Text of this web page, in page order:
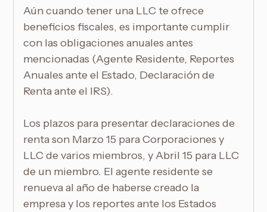
Aún cuando tener una LLC te ofrece
beneficios fiscales, es importante cumplir
con las obligaciones anuales antes
mencionadas (Agente Residente, Reportes
Anuales ante el Estado, Declaración de
Renta ante el IRS).
Los plazos para presentar declaraciones de
renta son Marzo 15 para Corporaciones y
LLC de varios miembros, y Abril 15 para LLC
de un miembro. El agente residente se
renueva al año de haberse creado la
empresa y los reportes ante los Estados